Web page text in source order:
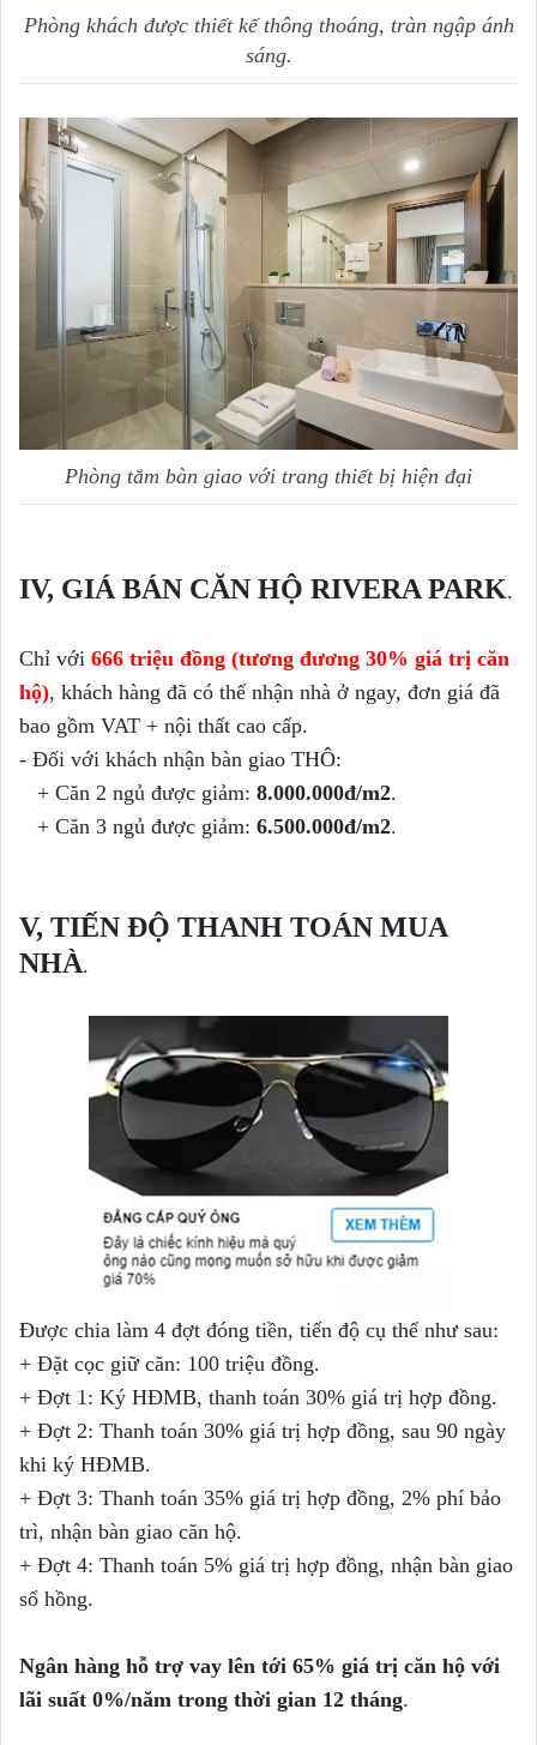
Phòng khách được thiết kế thông thoáng, tràn ngập ánh
sáng.
Phòng tắm bàn giao với trang thiết bị hiện đại
IV, GIÁ BÁN CĂN HỘ RIVERA PARK.
Chỉ với 666 triệu đồng (tương đương 30% giá trị căn
hộ), khách hàng đã có thể nhận nhà ở ngay, đơn giá đã
bao gồm VAT + nội thất cao cấp.
- Đối với khách nhận bàn giao THÔ:
+ Căn 2 ngủ được giảm: 8.000.000đ/m2.
+ Căn 3 ngủ được giảm: 6.500.000đ/m2.
V, TIẾN ĐỘ THANH TOÁN MUA
NHÀ.
Được chia làm 4 đợt đóng tiền, tiến độ cụ thể như sau:
+ Đặt cọc giữ căn: 100 triệu đồng.
+ Đợt 1: Ký HĐMB, thanh toán 30% giá trị hợp đồng.
+ Đợt 2: Thanh toán 30% giá trị hợp đồng, sau 90 ngày
khi ký HĐMB.
+ Đợt 3: Thanh toán 35% giá trị hợp đồng, 2% phí bảo
trì, nhận bàn giao căn hộ.
+ Đợt 4: Thanh toán 5% giá trị hợp đồng, nhận bàn giao
sổ hồng.
Ngân hàng hỗ trợ vay lên tới 65% giá trị căn hộ với
lãi suất 0%/năm trong thời gian 12 tháng.